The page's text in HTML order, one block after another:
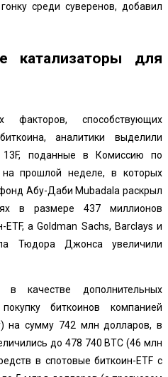
среди суверенов, добавил
катализаторы для
факторов, способствующих
аналитики выделили
13F, поданные в Комиссию по
прошлой неделе, в которых
Абу-Даби Mubadala раскрыл
в размере 437 миллионов
а Goldman Sachs, Barclays и
Тюдора Джонса увеличили
качестве дополнительных
биткоинов компанией
на сумму 742 млн долларов, в
до 478 740 BTC (46 млн
в спотовые биткоин-ETF с